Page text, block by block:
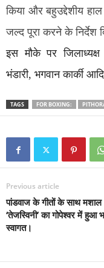
किया और बहुउद्देशीय
जल्द पूरा करने के निर्देश
इस मौके पर जिलाध्यक्ष
भंडारी, भगवान कार्की
TAGS FOR BOXING:
Previous article
पांडवाज के गीतों के साथ मशाल
‘तेजस्विनी’ का गोपेश्वर में हुआ
स्वागत।